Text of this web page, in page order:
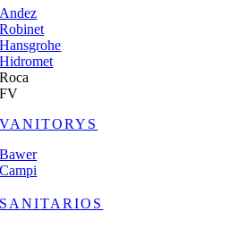
Andez
Robinet
Hansgrohe
Hidromet
Roca
FV
VANITORYS
Bawer
Campi
SANITARIOS